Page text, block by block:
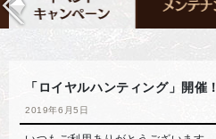
「ロイヤルハンティング」開催！
2019年6月5日